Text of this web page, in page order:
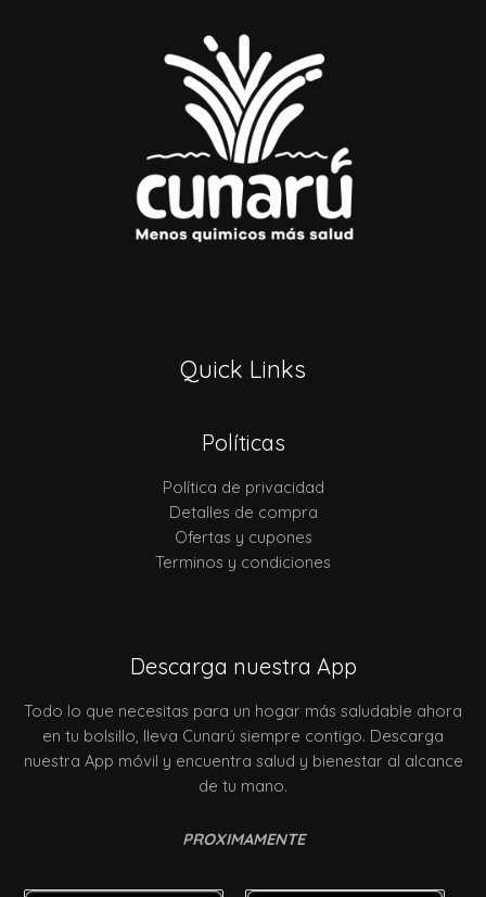
Quick Links
Políticas
Política de privacidad
Detalles de compra
Ofertas y cupones
Terminos y condiciones
Descarga nuestra App
Todo lo que necesitas para un hogar más saludable ahora
en tu bolsillo, lleva Cunarú siempre contigo. Descarga
nuestra App móvil y encuentra salud y bienestar al alcance
de tu mano.
PROXIMAMENTE